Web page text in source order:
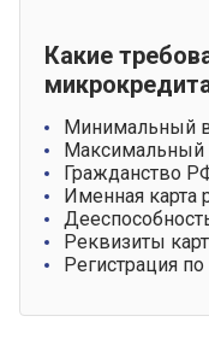
Какие
Минимальный
Максимальный
Гражданство
Именная карта
Реквизиты
Регистрация